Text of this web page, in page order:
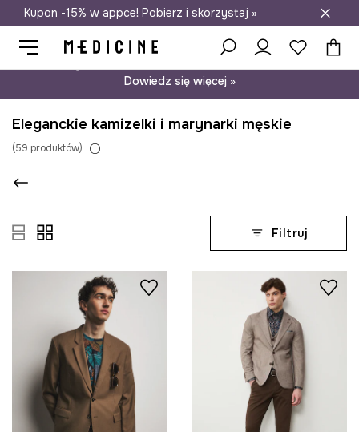
Darmowa dostawa do salonów
Kupon -15% w appce! Pobierz i skorzystaj »
Dowiedz się więcej »
Eleganckie kamizelki i marynarki męskie
(59 produktów)
Filtruj